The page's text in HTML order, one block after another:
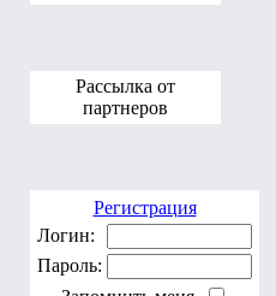
Рассылка от
партнеров
Регистрация
Логин:
Пароль: